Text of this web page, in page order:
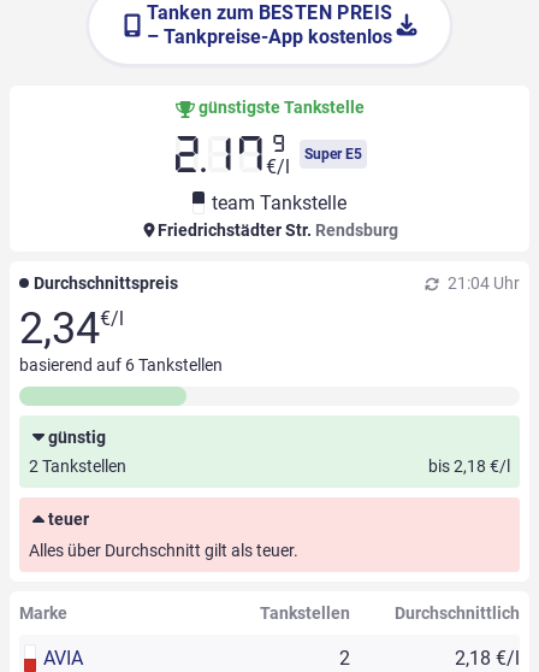
Tanken zum BESTEN PREIS
– Tankpreise-App kostenlos
günstigste Tankstelle
2.17 9
€/l
Super E5
team Tankstelle
Friedrichstädter Str. Rendsburg
Durchschnittspreis 21:04 Uhr
2,34€/l
basierend auf 6Tankstellen
günstig
2 Tankstellen
bis 2,18 €/l
teuer
Alles über Durchschnitt gilt als teuer.
Marke Tankstellen Durchschnittlich
AVIA 2 2,18 €/l